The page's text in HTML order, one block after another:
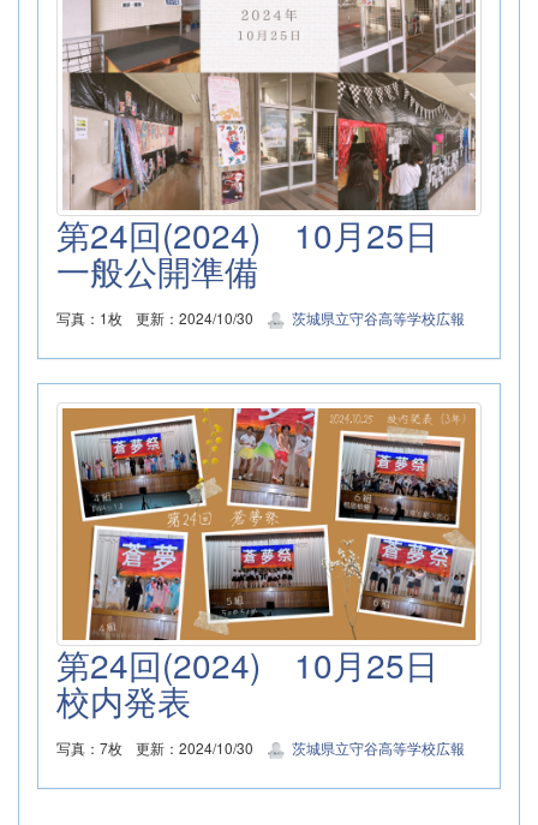
第24回(2024) 10月25日
一般公開準備
写真：1枚 更新：2024/10/30 茨城県立守谷高等学校広報
第24回(2024) 10月25日
校内発表
写真：7枚 更新：2024/10/30 茨城県立守谷高等学校広報